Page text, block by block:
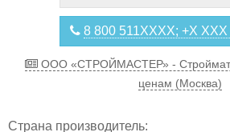
8 800 511XXXX; +X
ООО «СТРОЙМАСТЕР» -
ценам (Москва)
Страна производитель: